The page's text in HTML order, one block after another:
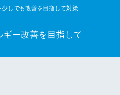
しでも改善を目指して対策
ギー改善を目指して